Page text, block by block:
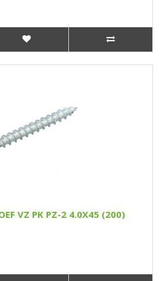
VZ PK PZ-2 4.0X45 (200)